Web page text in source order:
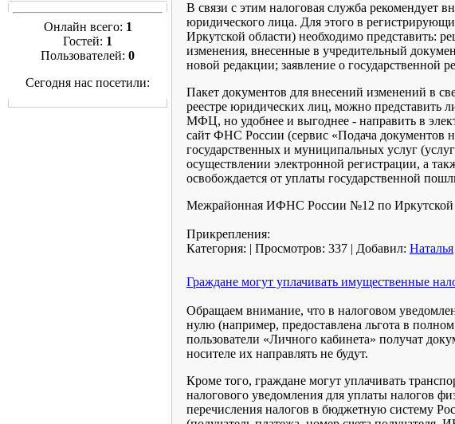
Онлайн всего: 1
Гостей: 1
Пользователей: 0
Сегодня нас посетили:
В связи с этим налоговая служба рекомендует
юридического лица. Для этого в
Иркутской области) необходимо представить:
изменения, внесенные в учредительный
новой редакции; заявление о государственной
Пакет документов для внесений изменений в
реестре юридических лиц, можно представить
МФЦ, но удобнее и выгоднее - направить в
сайт ФНС России (сервис «Подача документов
государственных и муниципальных услуг
осуществлении электронной регистрации, а
освобождается от уплаты государственной
Межрайонная ИФНС России №12 по Иркутской
Прикрепления:
Категория: | Просмотров: 337 | Добавил: Наталья
Граждане могут уплачивать имущественные
Обращаем внимание, что в налоговом
нулю (например, предоставлена льгота в
пользователи «Личного кабинета» получат
носителе их направлять не будут.
Кроме того, граждане могут уплачивать
налогового уведомления для уплаты налогов
перечисления налогов в бюджетную систему